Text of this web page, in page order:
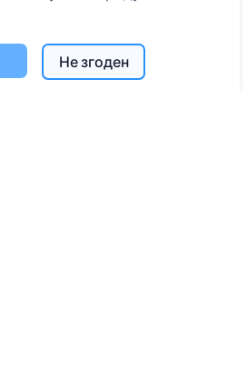
КонтактиНе згоден